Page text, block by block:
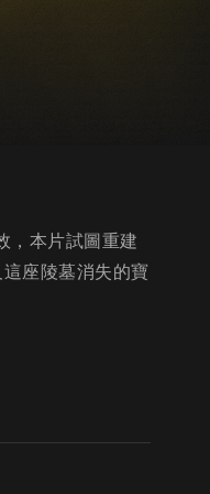
，本片試圖重建
座陵墓消失的寶